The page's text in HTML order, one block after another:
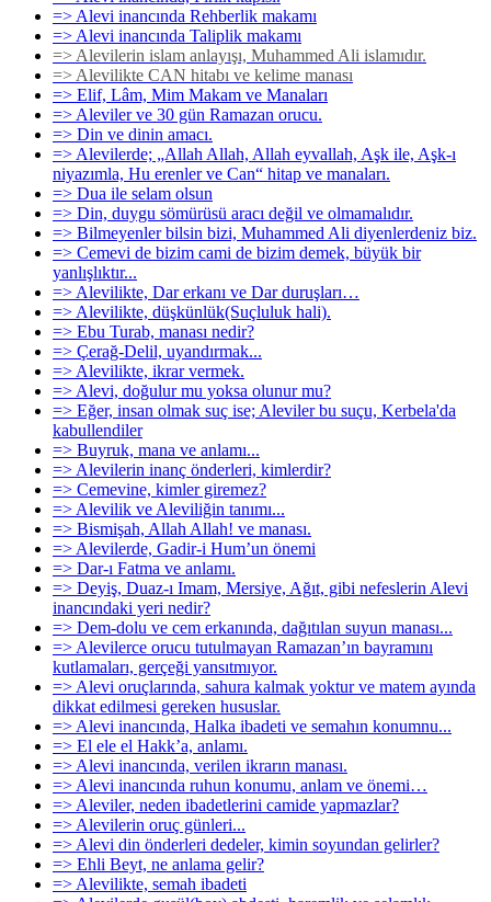
=> Alevi inancında Rehberlik makamı
=> Alevi inancında Taliplik makamı
=> Alevilerin islam anlayışı, Muhammed Ali islamıdır.
=> Alevilikte CAN hitabı ve kelime manası
=> Elif, Lâm, Mim Makam ve Manaları
=> Aleviler ve 30 gün Ramazan orucu.
=> Din ve dinin amacı.
=> Alevilerde; „Allah Allah, Allah eyvallah, Aşk ile, Aşk-ı
niyazımla, Hu erenler ve Can“ hitap ve manaları.
=> Dua ile selam olsun
=> Din, duygu sömürüsü aracı değil ve olmamalıdır.
=> Bilmeyenler bilsin bizi, Muhammed Ali diyenlerdeniz biz.
=> Cemevi de bizim cami de bizim demek, büyük bir
yanlışlıktır...
=> Alevilikte, Dar erkanı ve Dar duruşları…
=> Alevilikte, düşkünlük(Suçluluk hali).
=> Ebu Turab, manası nedir?
=> Çerağ-Delil, uyandırmak...
=> Alevilikte, ikrar vermek.
=> Alevi, doğulur mu yoksa olunur mu?
=> Eğer, insan olmak suç ise; Aleviler bu suçu, Kerbela'da
kabullendiler
=> Buyruk, mana ve anlamı...
=> Alevilerin inanç önderleri, kimlerdir?
=> Cemevine, kimler giremez?
=> Alevilik ve Aleviliğin tanımı...
=> Bismişah, Allah Allah! ve manası.
=> Alevilerde, Gadir-i Hum’un önemi
=> Dar-ı Fatma ve anlamı.
=> Deyiş, Duaz-ı Imam, Mersiye, Ağıt, gibi nefeslerin Alevi
inancındaki yeri nedir?
=> Dem-dolu ve cem erkanında, dağıtılan suyun manası...
=> Alevilerce orucu tutulmayan Ramazan’ın bayramını
kutlamaları, gerçeği yansıtmıyor.
=> Alevi oruçlarında, sahura kalmak yoktur ve matem ayında
dikkat edilmesi gereken hususlar.
=> Alevi inancında, Halka ibadeti ve semahın konumnu...
=> El ele el Hakk’a, anlamı.
=> Alevi inancında, verilen ikrarın manası.
=> Alevi inancında ruhun konumu, anlam ve önemi…
=> Aleviler, neden ibadetlerini camide yapmazlar?
=> Alevilerin oruç günleri...
=> Alevi din önderleri dedeler, kimin soyundan gelirler?
=> Ehli Beyt, ne anlama gelir?
=> Alevilikte, semah ibadeti